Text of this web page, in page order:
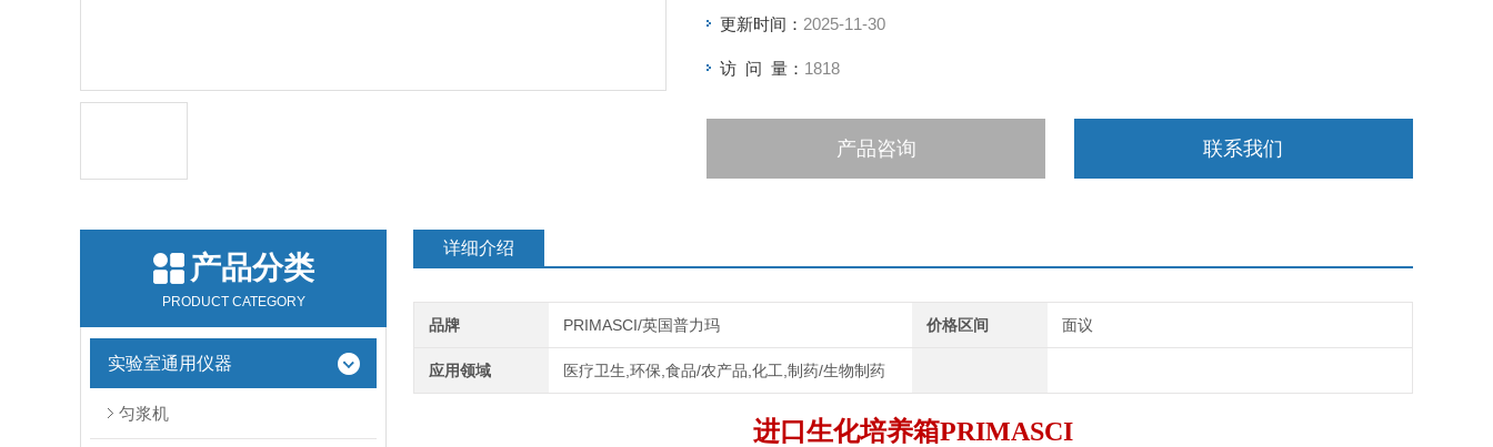
更新时间： 2025-11-30
访 问 量： 1818
产品咨询 联系我们
产品分类
PRODUCT CATEGORY
实验室通用仪器
匀浆机
详细介绍
品牌 PRIMASCI/英国普力玛 价格区间 面议
应用领域 医疗卫生,环保,食品/农产品,化工,制药/生物制药
进口生化培养箱PRIMASCI